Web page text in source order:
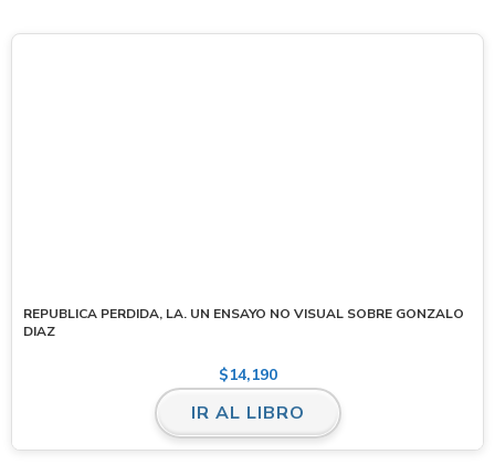
REPUBLICA PERDIDA, LA. UN ENSAYO NO VISUAL SOBRE GONZALO
DIAZ
$14,190
IR AL LIBRO